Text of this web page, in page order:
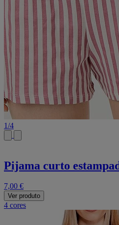
1/4
Pijama curto
7,00 €
Ver produto
4 cores